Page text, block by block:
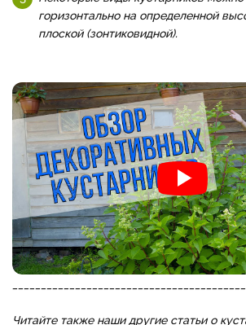
горизонтально на определенной
плоской (зонтиковидной).
Читайте также наши другие статьи о